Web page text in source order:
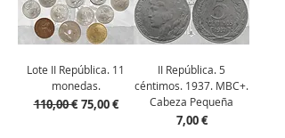
Lote II República. 11
monedas.
Precio
110,00 € Precio de oferta
75,00 €
II República. 5
céntimos. 1937. MBC+.
Cabeza Pequeña
Precio
7,00 €